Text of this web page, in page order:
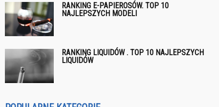
RANKING E-PAPIEROSÓW. TOP 10
NAJLEPSZYCH MODELI
RANKING LIQUIDÓW . TOP 10 NAJLEPSZYCH
LIQUIDÓW